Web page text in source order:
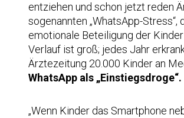
entziehen und schon jetzt reden
sogenannten „WhatsApp-Stress“,
emotionale Beteiligung der
Verlauf ist groß; jedes Jahr
Ärztezeitung 20.000 Kinder an
WhatsApp als „Einstiegsdroge“.
„Wenn Kinder das Smartphone